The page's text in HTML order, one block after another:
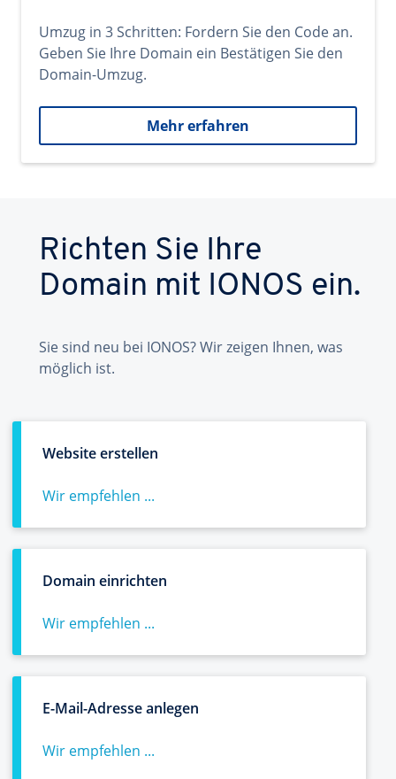
Umzug in 3 Schritten: Fordern Sie den Code an.
Geben Sie Ihre Domain ein Bestätigen Sie den
Domain-Umzug.
Mehr erfahren
Richten Sie Ihre
Domain mit IONOS ein.
Sie sind neu bei IONOS? Wir zeigen Ihnen, was
möglich ist.
Website erstellen
Wir empfehlen ...
Domain einrichten
Wir empfehlen ...
E-Mail-Adresse anlegen
Wir empfehlen ...